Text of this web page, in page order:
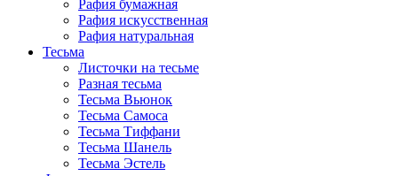
Рафия бумажная
Рафия искусственная
Рафия натуральная
Тесьма
Листочки на тесьме
Разная тесьма
Тесьма Вьюнок
Тесьма Самоса
Тесьма Тиффани
Тесьма Шанель
Тесьма Эстель